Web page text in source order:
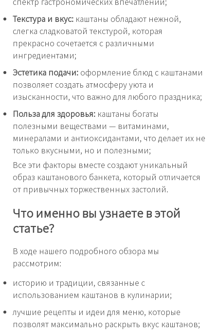
Текстура и вкус: каштаны обладают нежной,
слегка сладковатой текстурой, которая
прекрасно сочетается с различными
ингредиентами;
Эстетика подачи: оформление блюд с каштанами
позволяет создать атмосферу уюта и
изысканности, что важно для любого праздника;
Польза для здоровья: каштаны богаты
полезными веществами — витаминами,
минералами и антиоксидантами, что делает их не
только вкусными, но и полезными;
Все эти факторы вместе создают уникальный
образ каштанового банкета, который отличается
от привычных торжественных застолий.
Что именно вы узнаете в этой
статье?
В ходе нашего подробного обзора мы
рассмотрим:
историю и традиции, связанные с
использованием каштанов в кулинарии;
лучшие рецепты и идеи для меню, которые
позволят максимально раскрыть вкус каштанов;